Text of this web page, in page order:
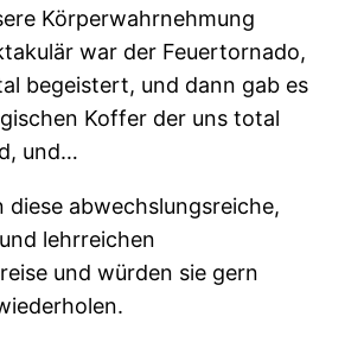
Körperwahrnehmung
war der Feuertornado,
begeistert, und dann gab es
Koffer der uns total
und…
diese abwechslungsreiche,
lehrreichen
und würden sie gern